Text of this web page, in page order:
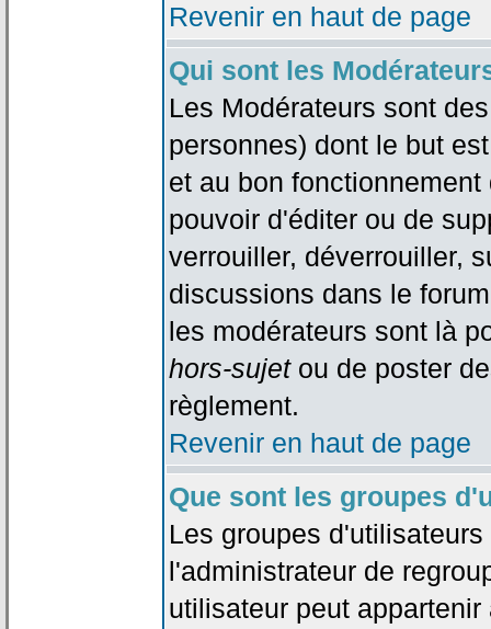
Revenir en haut de page
Qui sont les
Les Modérateurs sont
personnes) dont le but
et au bon
pouvoir d'éditer ou de
verrouiller, déverrouiller,
discussions dans le
les modérateurs sont là
hors-sujetou de poster
règlement.
Revenir en haut de page
Que sont les groupes
Les groupes
l'administrateur de
utilisateur peut